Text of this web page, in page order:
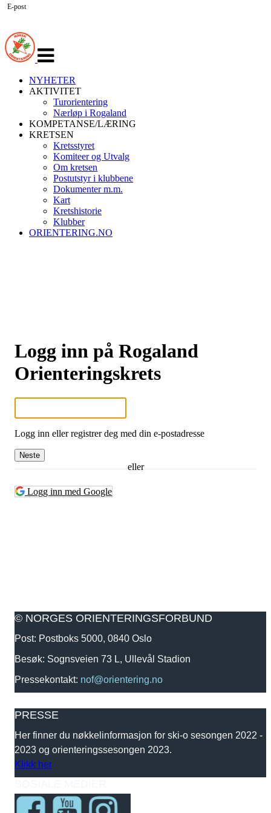
navigasjon
NYHETER
AKTIVITET
Turorientering
Nærløp i Rogaland
KOMPETANSE/LÆRING
KRETSEN
Kretsstyret
Komiteer og Utvalg
Om kretsen
Postutstyr i klubbene
Dokumenter m.m.
Kart
Kretshistorie
Klubber
ORIENTERING.NO
Logg inn på Rogaland
Orienteringskrets
E-post
Logg inn eller registrer deg med din e-postadresse
Neste
eller
Logg inn med Google
© NORGES ORIENTERINGSFORBUND
Post: Postboks 5000, 0840 Oslo
Besøk: Sognsveien 73 L, Ullevål Stadion
Pressekontakt: nof@orientering.no
PRESSE
Her finner du nøkkelinformasjon for ski-o sesongen 2022 -
2023 og orienteringssesongen 2023.
Klikk her